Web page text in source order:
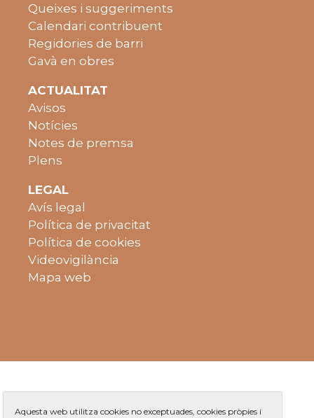
Queixes i suggeriments
Calendari contribuent
Regidories de barri
Gavà en obres
ACTUALITAT
Avisos
Notícies
Notes de premsa
Plens
LEGAL
Avís legal
Política de privacitat
Política de cookies
Videovigilància
Mapa web
Aquesta web utilitza cookies no exceptuades, cookies pròpies i